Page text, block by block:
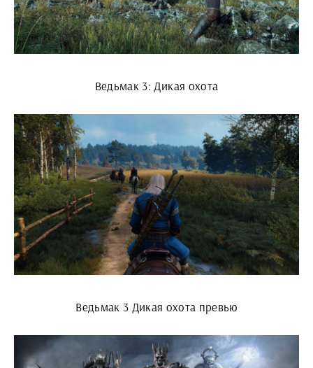
Ведьмак 3: Дикая охота
Ведьмак 3 Дикая охота превью